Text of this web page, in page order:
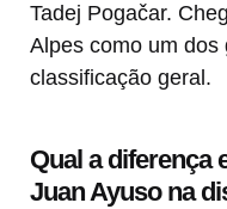
Tadej Pogačar.
Alpes como um dos
classificação geral.
Qual a diferença
Juan Ayuso na